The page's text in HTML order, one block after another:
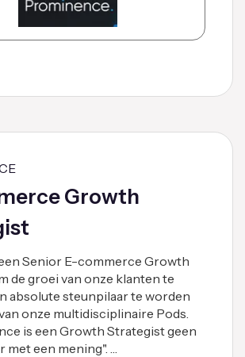
Growth
Senior E-commerce Growth
de groei van onze klanten te
absolute steunpilaar te worden
onze multidisciplinaire Pods.
is een Growth Strategist geen
met een mening". …